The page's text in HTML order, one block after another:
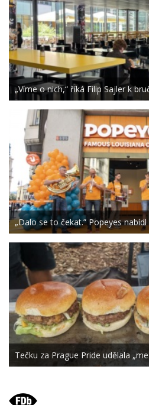
„Víme o nich,“ říká Filip Sajler k
„Dalo se to čekat.” Popeyes
Tečku za Prague Pride udělala